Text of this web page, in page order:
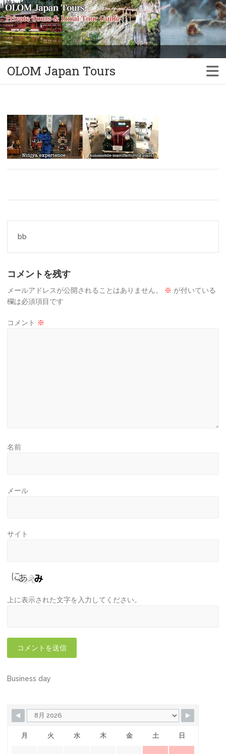
OLOM Japan Tours
稿
ビ
ゲ
シ
bb
コメントを残す
メールアドレスが公開されることはありません。 ※ が付いている
欄は必須項目です
コメント ※
名前
メール
サイト
上に表示された文字を入力してください。
Business day
月 火 水 木 金 土 日